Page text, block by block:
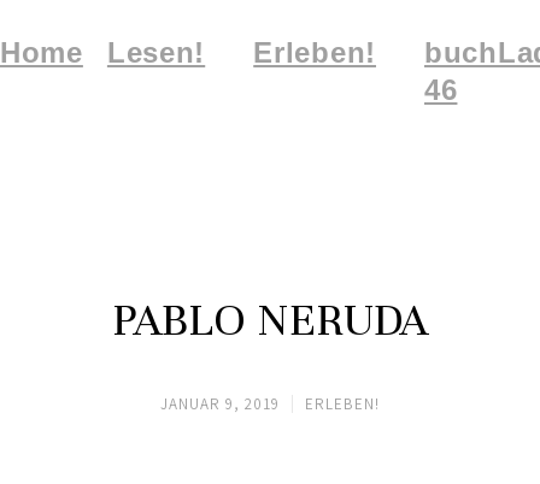
Home Lesen! Erleben!
46
PABLO NERUDA
JANUAR 9, 2019 ERLEBEN!